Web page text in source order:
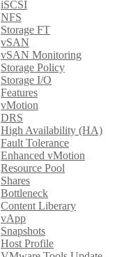
iSCSI
NFS
Storage FT
vSAN
vSAN Monitoring
Storage Policy
Storage I/O
Features
vMotion
DRS
High Availability (HA)
Fault Tolerance
Enhanced vMotion
Resource Pool
Shares
Bottleneck
Content Liberary
vApp
Snapshots
Host Profile